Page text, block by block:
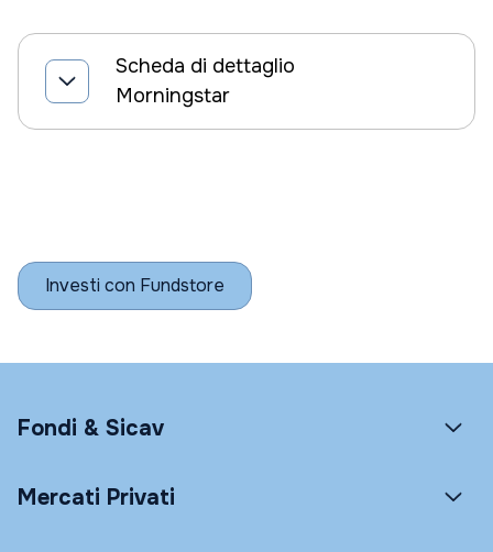
Scheda di dettaglio
Morningstar
Investi con Fundstore
Fondi & Sicav
Mercati Privati